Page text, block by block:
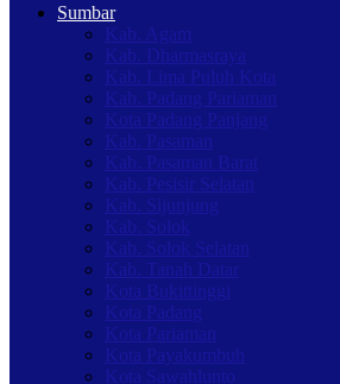
Sumbar
Kab. Agam
Kab. Dharmasraya
Kab. Lima Puluh Kota
Kab. Padang Pariaman
Kota Padang Panjang
Kab. Pasaman
Kab. Pasaman Barat
Kab. Pesisir Selatan
Kab. Sijunjung
Kab. Solok
Kab. Solok Selatan
Kab. Tanah Datar
Kota Bukittinggi
Kota Padang
Kota Pariaman
Kota Payakumbuh
Kota Sawahlunto